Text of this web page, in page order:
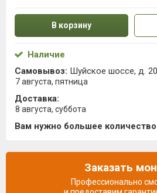
В корзину
Наличие
Самовывоз: Шуйское шоссе, д. 20
7 августа, пятница
Доставка:
8 августа, суббота
Вам нужно большее
Заказать
Профессионально